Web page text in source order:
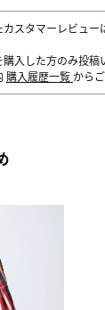
スタマーレビュー
入した方のみ投
購入履歴一覧 から